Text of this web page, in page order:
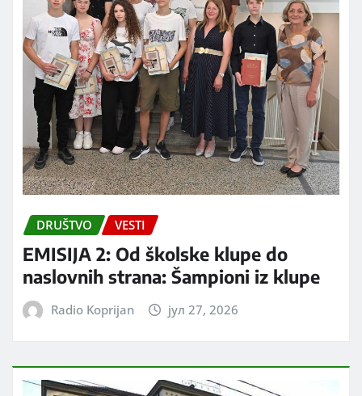
DRUŠTVO VESTI
EMISIJA 2: Od školske klupe do
naslovnih strana: Šampioni iz klupe
Radio Koprijan јул 27, 2026